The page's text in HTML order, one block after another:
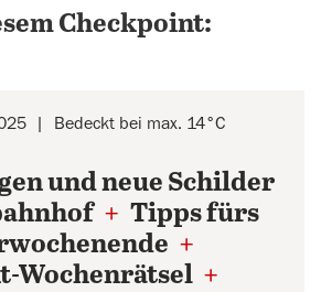
Checkpoint:
Bedeckt bei max. 14°C
und neue Schilder
+ Tipps fürs
+
Wochenrätsel +